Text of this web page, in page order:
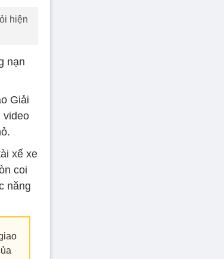
hiện
nạn
Giải
video
xế xe
coi
năng